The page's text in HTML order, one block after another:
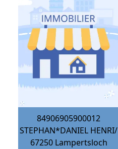
84906905900012
STEPHAN*DANIEL HENRI/
67250 Lampertsloch